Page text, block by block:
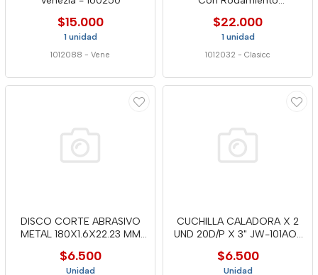
$15.000
1 unidad
1012088 - Vene
$22.000
1 unidad
1012032 - Clasicc
DISCO CORTE ABRASIVO
METAL 180X1.6X22.23 MM
$6.500
Unidad
CUCHILLA CALADORA X 2
UND 20D/P X 3" JW-101AO-
$6.500
Unidad